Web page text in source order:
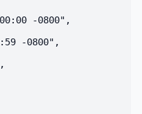
-0800",
-0800",